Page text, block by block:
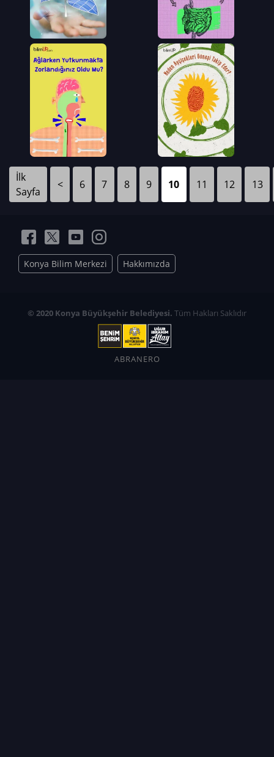
İlk
Sayfa
< 6 7 8 9 10 11 12 13
Konya Bilim Merkezi Hakkımızda
© 2020 Konya Büyükşehir Belediyesi. Tüm Hakları Saklıdır
ABRANERO